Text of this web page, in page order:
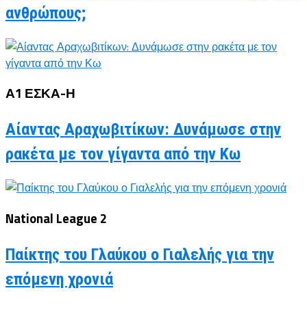
ανθρώπους;
Α1 ΕΣΚΑ-Η
Αίαντας Αραχωβιτίκων: Δυνάμωσε στην
ρακέτα με τον γίγαντα από την Κω
National League 2
Παίκτης του Γλαύκου ο Γιαλελής για την
επόμενη χρονιά